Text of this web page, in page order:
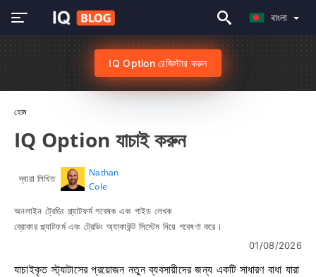
বাংলা
IQ Option রেজিস্টার করুন
হোম
IQ Option যাচাই করুন
দ্বারা লিখিত
Nathan
Cole
অনলাইন ট্রেডিং প্ল্যাটফর্ম গবেষক এবং গাইড লেখক
ব্রোকার প্ল্যাটফর্ম এবং ট্রেডিং অ্যাকাউন্ট সিস্টেম নিয়ে গবেষণা করে।
01/08/2026
যাচাইকৃত স্ট্যাটাসের প্রয়োজন নতুন ব্যবসায়ীদের জন্য একটি সাধারণ বাধা যারা